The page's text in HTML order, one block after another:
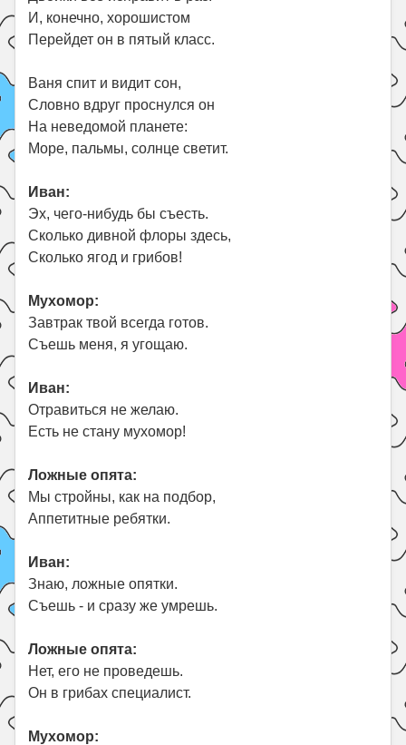
И, конечно, хорошистом
Перейдет он в пятый класс.
Ваня спит и видит сон,
Словно вдруг проснулся он
На неведомой планете:
Море, пальмы, солнце светит.
Иван:
Эх, чего-нибудь бы съесть.
Сколько дивной флоры здесь,
Сколько ягод и грибов!
Мухомор:
Завтрак твой всегда готов.
Съешь меня, я угощаю.
Иван:
Отравиться не желаю.
Есть не стану мухомор!
Ложные опята:
Мы стройны, как на подбор,
Аппетитные ребятки.
Иван:
Знаю, ложные опятки.
Съешь - и сразу же умрешь.
Ложные опята:
Нет, его не проведешь.
Он в грибах специалист.
Мухомор: